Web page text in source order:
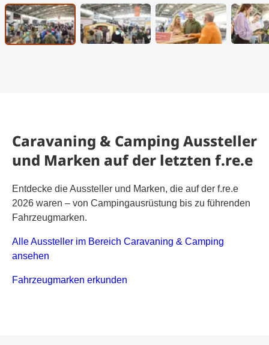
Caravaning & Camping Aussteller
und Marken auf der letzten f.re.e
Entdecke die Aussteller und Marken, die auf der f.re.e
2026 waren – von Campingausrüstung bis zu führenden
Fahrzeugmarken.
Alle Aussteller im Bereich Caravaning & Camping
ansehen
PDF-Dokument
Fahrzeugmarken erkunden